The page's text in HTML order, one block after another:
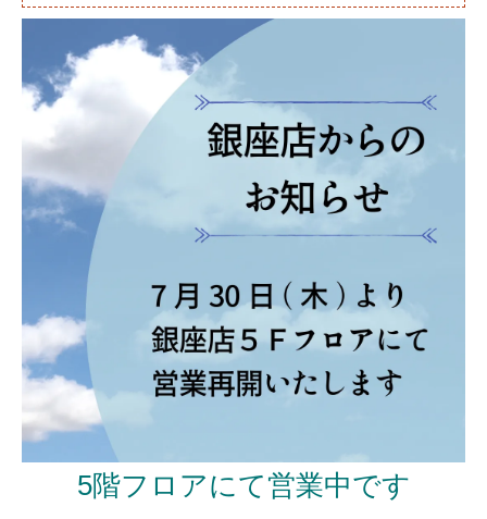
5階フロアにて営業中です